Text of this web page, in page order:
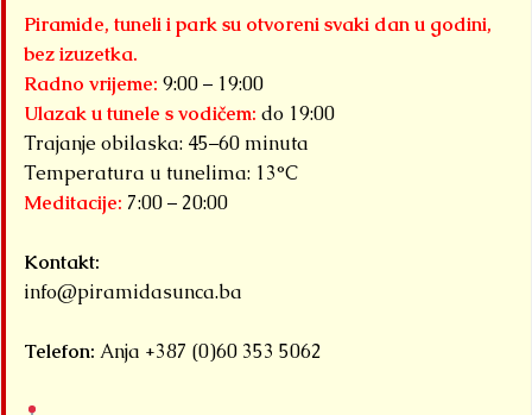
Piramide, tuneli i park su otvoreni svaki dan u godini,
bez izuzetka.
Radno vrijeme: 9:00 – 19:00
Ulazak u tunele s vodičem: do 19:00
Trajanje obilaska: 45–60 minuta
Temperatura u tunelima: 13°C
Meditacije: 7:00 – 20:00
Kontakt:
info@piramidasunca.ba
Telefon: Anja +387 (0)60 353 5062